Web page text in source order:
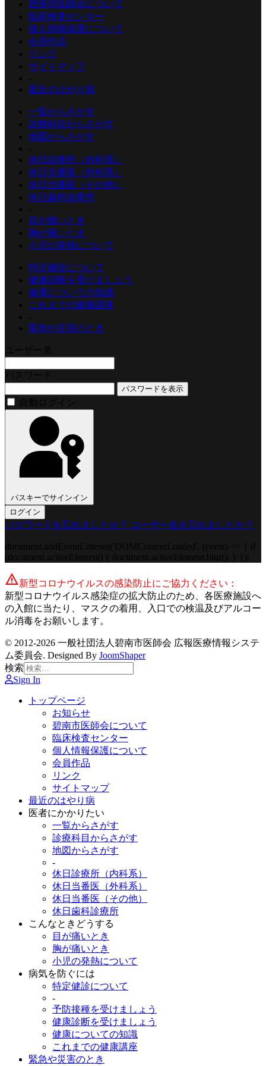
碧南市医師会について
臨床検査センター
個人情報保護について
会員作品
リンク
サイトマップ
最近のはやり病
一覧からさがす
診療科目からさがす
地図からさがす
休日診療所（内科系）
休日当番医（外科系）
休日当番医（その他）
休日歯科診療所
目が痛いとき
胸が痛いとき
小児の発熱について
特定健診について
健康診断を受けましょう
健康についての知識
これまでの健康講座
緊急や災害のとき
パスワードを表示
パスキーでサインイン
ログイン
パスワードを忘れましたか？ ユーザー名を忘れましたか？
warning新型コロナウイルスの感染防止にご協力ください：
新型コロナウイルス感染症の拡大防止のため、各医療施設へ
の入館に当たり、マスクの着用、入口での検温及びアルコー
ル消毒をお願いします。
© 2012-2026 一般社団法人碧南市医師会 広報医療情報システ
ム委員会. Designed By JoomShaper
検索
Sign In
トップページ
お知らせ
碧南市医師会について
臨床検査センター
個人情報保護について
会員作品
リンク
サイトマップ
最近のはやり病
医者にかかりたい
一覧からさがす
診療科目からさがす
地図からさがす
-
休日診療所（内科系）
休日当番医（外科系）
休日当番医（その他）
休日歯科診療所
こんなときどうする
目が痛いとき
胸が痛いとき
小児の発熱について
病気を防ぐには
特定健診について
-
予防接種を受けましょう
健康診断を受けましょう
健康についての知識
これまでの健康講座
緊急や災害のとき